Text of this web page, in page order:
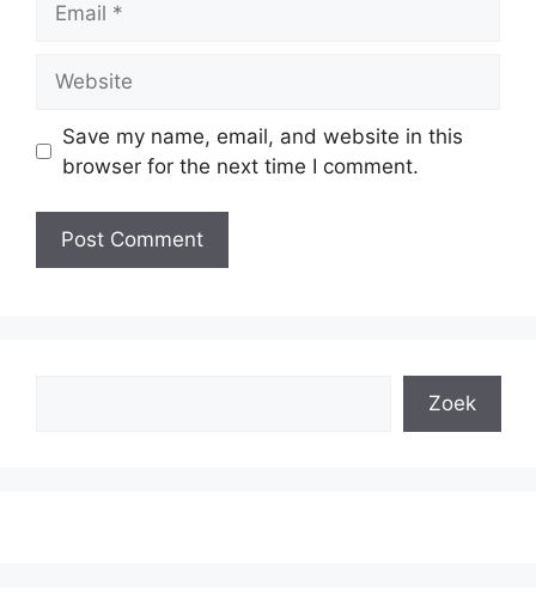
Save my name, email, and website in this
browser for the next time I comment.
Zoek